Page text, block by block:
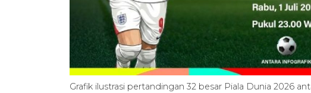
Grafik ilustrasi pertandingan 32 besar Piala Dunia 2026